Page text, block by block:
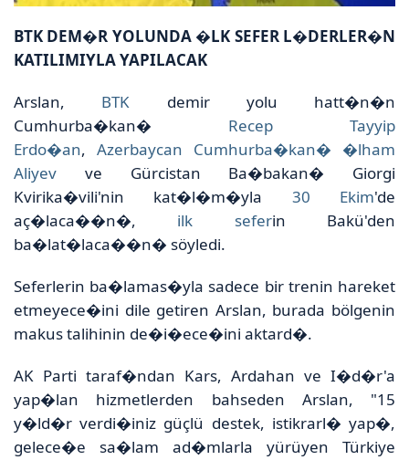
BTK DEM�R YOLUNDA �LK SEFER L�DERLER�N
KATILIMIYLA YAPILACAK
Arslan, BTK demir yolu hatt�n�n
Cumhurba�kan� Recep Tayyip
Erdo�an, Azerbaycan Cumhurba�kan� �lham
Aliyev ve Gürcistan Ba�bakan� Giorgi
Kvirika�vili'nin kat�l�m�yla 30 Ekim'de
aç�laca��n�, ilk seferin Bakü'den
ba�lat�laca��n� söyledi.
Seferlerin ba�lamas�yla sadece bir trenin hareket
etmeyece�ini dile getiren Arslan, burada bölgenin
makus talihinin de�i�ece�ini aktard�.
AK Parti taraf�ndan Kars, Ardahan ve I�d�r'a
yap�lan hizmetlerden bahseden Arslan, "15
y�ld�r verdi�iniz güçlü destek, istikrarl� yap�,
gelece�e sa�lam ad�mlarla yürüyen Türkiye